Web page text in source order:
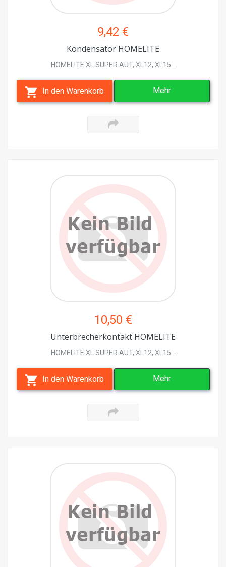
9,42 €
Kondensator HOMELITE
HOMELITE XL SUPER AUT, XL12, XL15...
In den Warenkorb Mehr
10,50 €
Unterbrecherkontakt HOMELITE
HOMELITE XL SUPER AUT, XL12, XL15...
In den Warenkorb Mehr